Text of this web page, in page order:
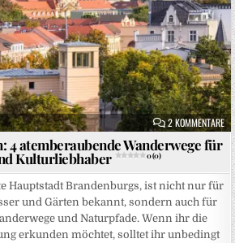
2 KOMMENTAREZU
4 atemberaubende Wanderwege für
Kulturliebhaber 0 (0)
Hauptstadt Brandenburgs, ist nicht nur für
und Gärten bekannt, sondern auch für
und Naturpfade. Wenn ihr die
erkunden möchtet, solltet ihr unbedingt